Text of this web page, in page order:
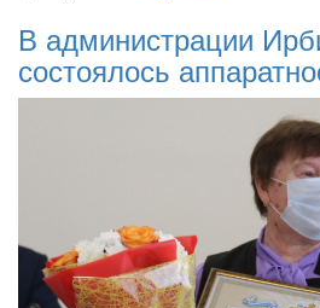
В администрации
состоялось